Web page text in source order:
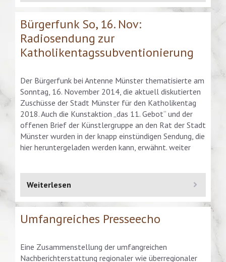
Bürgerfunk So, 16. Nov:
Radiosendung zur
Katholikentagssubventionierung
Der Bürgerfunk bei Antenne Münster thematisierte am
Sonntag, 16. November 2014, die aktuell diskutierten
Zuschüsse der Stadt Münster für den Katholikentag
2018. Auch die Kunstaktion „das 11. Gebot“ und der
offenen Brief der Künstlergruppe an den Rat der Stadt
Münster wurden in der knapp einstündigen Sendung, die
hier heruntergeladen werden kann, erwähnt. weiter
Weiterlesen
Umfangreiches Presseecho
Eine Zusammenstellung der umfangreichen
Nachberichterstattung regionaler wie überregionaler